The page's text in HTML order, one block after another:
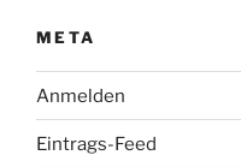
META
Anmelden
Eintrags-Feed